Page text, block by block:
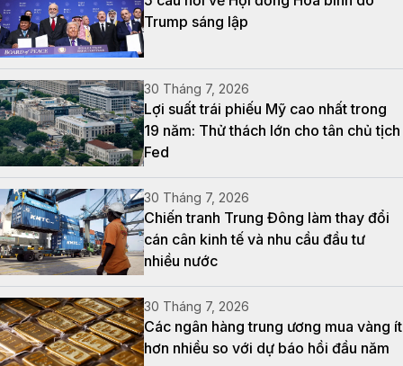
Trump sáng lập
30 Tháng 7, 2026
Lợi suất trái phiếu Mỹ cao nhất trong
19 năm: Thử thách lớn cho tân chủ tịch
Fed
30 Tháng 7, 2026
Chiến tranh Trung Đông làm thay đổi
cán cân kinh tế và nhu cầu đầu tư
nhiều nước
30 Tháng 7, 2026
Các ngân hàng trung ương mua vàng ít
hơn nhiều so với dự báo hồi đầu năm